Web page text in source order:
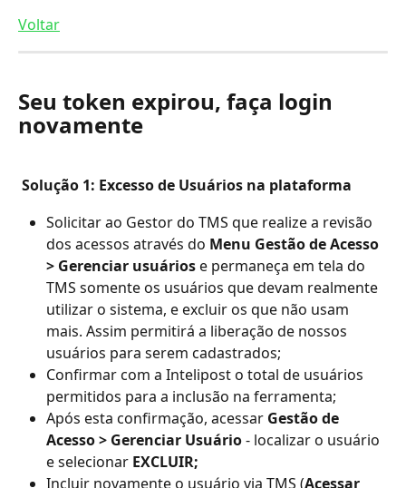
Voltar
Seu token expirou, faça login
novamente
Solução 1: Excesso de Usuários na plataforma
Solicitar ao Gestor do TMS que realize a revisão
dos acessos através do Menu Gestão de Acesso
> Gerenciar usuários e permaneça em tela do
TMS somente os usuários que devam realmente
utilizar o sistema, e excluir os que não usam
mais. Assim permitirá a liberação de nossos
usuários para serem cadastrados;
Confirmar com a Intelipost o total de usuários
permitidos para a inclusão na ferramenta;
Após esta confirmação, acessar Gestão de
Acesso > Gerenciar Usuário - localizar o usuário
e selecionar EXCLUIR;
Incluir novamente o usuário via TMS (Acessar